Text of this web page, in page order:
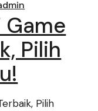
Pilih
Pilih